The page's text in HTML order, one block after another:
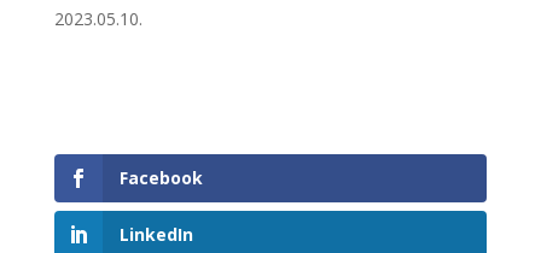
2023.05.10.
Facebook
LinkedIn